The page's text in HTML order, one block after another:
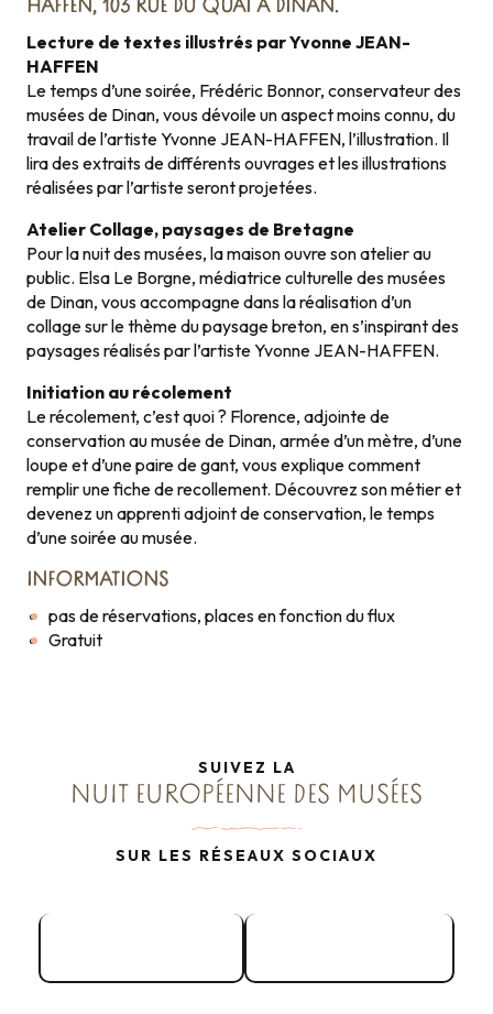
HAFFEN, 103 RUE DU QUAI À DINAN.
Lecture de textes illustrés par Yvonne JEAN-
HAFFEN
Le temps d’une soirée, Frédéric Bonnor, conservateur des
musées de Dinan, vous dévoile un aspect moins connu, du
travail de l’artiste Yvonne JEAN-HAFFEN, l’illustration. Il
lira des extraits de différents ouvrages et les illustrations
réalisées par l’artiste seront projetées.
Atelier Collage, paysages de Bretagne
Pour la nuit des musées, la maison ouvre son atelier au
public. Elsa Le Borgne, médiatrice culturelle des musées
de Dinan, vous accompagne dans la réalisation d’un
collage sur le thème du paysage breton, en s’inspirant des
paysages réalisés par l’artiste Yvonne JEAN-HAFFEN.
Initiation au récolement
Le récolement, c’est quoi ? Florence, adjointe de
conservation au musée de Dinan, armée d’un mètre, d’une
loupe et d’une paire de gant, vous explique comment
remplir une fiche de recollement. Découvrez son métier et
devenez un apprenti adjoint de conservation, le temps
d’une soirée au musée.
INFORMATIONS
pas de réservations, places en fonction du flux
Gratuit
SUIVEZ LA
NUIT EUROPÉENNE DES MUSÉES
SUR LES RÉSEAUX SOCIAUX